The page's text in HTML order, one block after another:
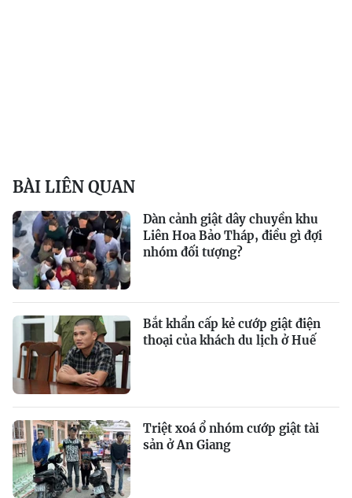
BÀI LIÊN QUAN
Dàn cảnh giật dây chuyền khu
Liên Hoa Bảo Tháp, điều gì đợi
nhóm đối tượng?
Bắt khẩn cấp kẻ cướp giật điện
thoại của khách du lịch ở Huế
Triệt xoá ổ nhóm cướp giật tài
sản ở An Giang